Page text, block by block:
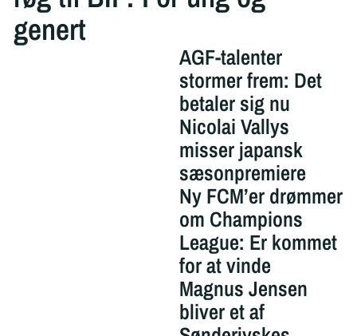
genert
AGF-talenter
stormer frem: Det
betaler sig nu
Nicolai Vallys
misser japansk
sæsonpremiere
Ny FCM’er drømmer
om Champions
League: Er kommet
for at vinde
Magnus Jensen
bliver et af